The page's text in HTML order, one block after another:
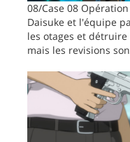
08/Case 08
Daisuke et l'équipe
les otages et
mais les revisions